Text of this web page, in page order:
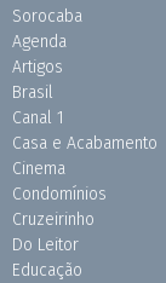
Sorocaba
Agenda
Artigos
Brasil
Canal 1
Casa e Acabamento
Cinema
Condomínios
Cruzeirinho
Do Leitor
Educação